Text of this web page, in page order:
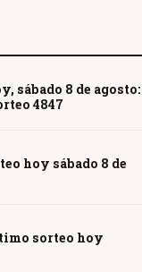
sábado 8 de agosto:
4847
hoy sábado 8 de
sorteo hoy